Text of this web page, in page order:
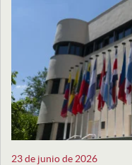
23 de junio de 2026